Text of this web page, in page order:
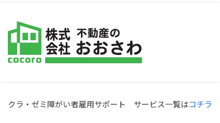
クラ・ゼミ障がい者雇用サポート サービス一覧はコチラ